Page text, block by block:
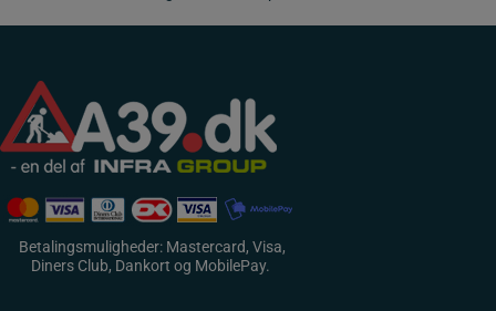
Betalingsmuligheder: Mastercard, Visa,
Diners Club, Dankort og MobilePay.